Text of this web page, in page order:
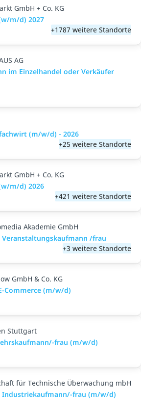
GmbH + Co. KG
m/d) 2027
+1787 weitere Standorte
AG
im Einzelhandel oder Verkäufer
(m/w/d) - 2026
+25 weitere Standorte
GmbH + Co. KG
m/d) 2026
+421 weitere Standorte
Akademie GmbH
/frau
+3 weitere Standorte
GmbH & Co. KG
Commerce (m/w/d)
Stuttgart
frau (m/w/d)
für Technische Überwachung mbH
Industriekaufmann/-frau (m/w/d)